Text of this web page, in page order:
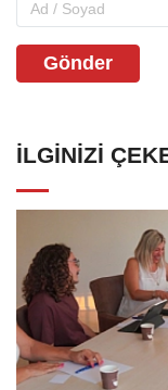
Gönder
İLGINIZI